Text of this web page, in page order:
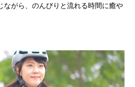
ながら、のんびりと流れる時間に癒や